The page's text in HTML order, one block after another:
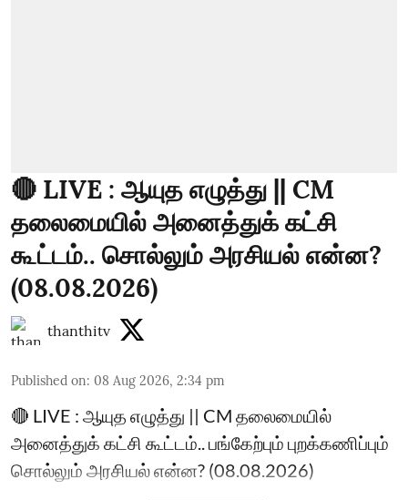
🔴 LIVE : ஆயுத எழுத்து || CM
தலைமையில் அனைத்துக் கட்சி
கூட்டம்.. சொல்லும் அரசியல் என்ன?
(08.08.2026)
thanthitv
Published on: 08 Aug 2026, 2:34 pm
🔴 LIVE : ஆயுத எழுத்து || CM தலைமையில்
அனைத்துக் கட்சி கூட்டம்.. பங்கேற்பும் புறக்கணிப்பும்
சொல்லும் அரசியல் என்ன? (08.08.2026)